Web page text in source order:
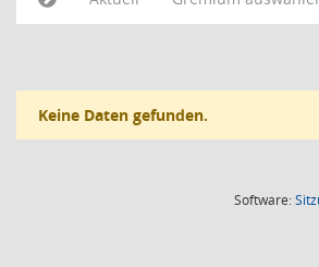
Keine Daten gefunden.
Software: